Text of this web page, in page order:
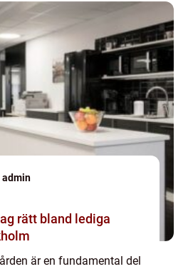
admin
rätt bland lediga
är en fundamental del